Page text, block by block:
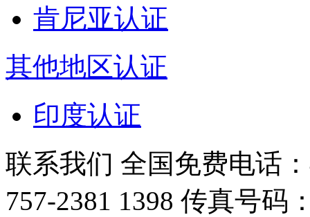
肯尼亚认证
其他地区认证
印度认证
联系我们 全国免费电话
757-2381 1398 传真号码